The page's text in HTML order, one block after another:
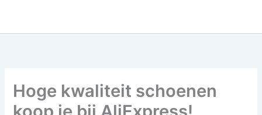
Hoge kwaliteit schoenen